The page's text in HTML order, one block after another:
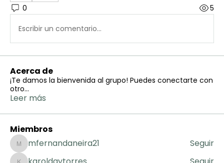
0 5
Escribir un comentario...
Acerca de
¡Te damos la bienvenida al grupo! Puedes conectarte con
otro...
Leer más
Miembros
mfernandaneira21
mfernandaneira21 Seguir